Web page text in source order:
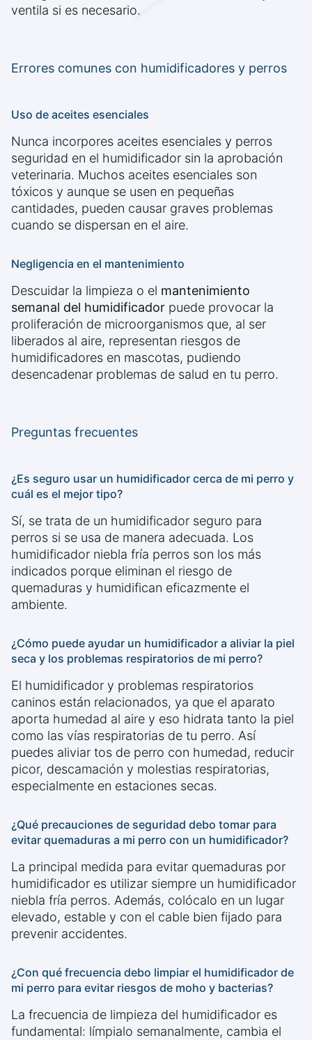
ventila si es necesario.
Errores comunes con humidificadores y perros
Uso de aceites esenciales
Nunca incorpores aceites esenciales y perros
seguridad en el humidificador sin la aprobación
veterinaria. Muchos aceites esenciales son
tóxicos y aunque se usen en pequeñas
cantidades, pueden causar graves problemas
cuando se dispersan en el aire.
Negligencia en el mantenimiento
Descuidar la limpieza o el mantenimiento
semanal del humidificador puede provocar la
proliferación de microorganismos que, al ser
liberados al aire, representan riesgos de
humidificadores en mascotas, pudiendo
desencadenar problemas de salud en tu perro.
Preguntas frecuentes
¿Es seguro usar un humidificador cerca de mi perro y
cuál es el mejor tipo?
Sí, se trata de un humidificador seguro para
perros si se usa de manera adecuada. Los
humidificador niebla fría perros son los más
indicados porque eliminan el riesgo de
quemaduras y humidifican eficazmente el
ambiente.
¿Cómo puede ayudar un humidificador a aliviar la piel
seca y los problemas respiratorios de mi perro?
El humidificador y problemas respiratorios
caninos están relacionados, ya que el aparato
aporta humedad al aire y eso hidrata tanto la piel
como las vías respiratorias de tu perro. Así
puedes aliviar tos de perro con humedad, reducir
picor, descamación y molestias respiratorias,
especialmente en estaciones secas.
¿Qué precauciones de seguridad debo tomar para
evitar quemaduras a mi perro con un humidificador?
La principal medida para evitar quemaduras por
humidificador es utilizar siempre un humidificador
niebla fría perros. Además, colócalo en un lugar
elevado, estable y con el cable bien fijado para
prevenir accidentes.
¿Con qué frecuencia debo limpiar el humidificador de
mi perro para evitar riesgos de moho y bacterias?
La frecuencia de limpieza del humidificador es
fundamental: límpialo semanalmente, cambia el